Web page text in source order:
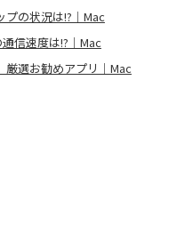
プの状況は!?｜Mac
信速度は!?｜Mac
厳選お勧めアプリ｜Mac